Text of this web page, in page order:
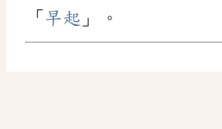
「 早起 」。